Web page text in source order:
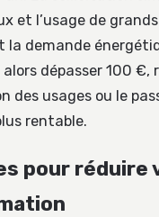
et l’usage de
la demande
dépasser 100 €,
des usages ou le
rentable.
pour réduire